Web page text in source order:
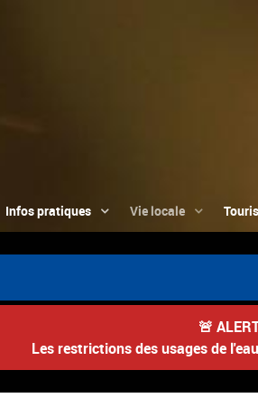
Infos pratiques Vie locale
🚨
Les restrictions des usages de